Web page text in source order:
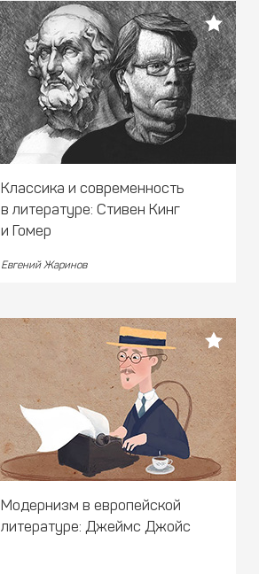
Классика и современность
в литературе: Стивен Кинг
и Гомер
Евгений Жаринов
Модернизм в европейской
литературе: Джеймс Джойс